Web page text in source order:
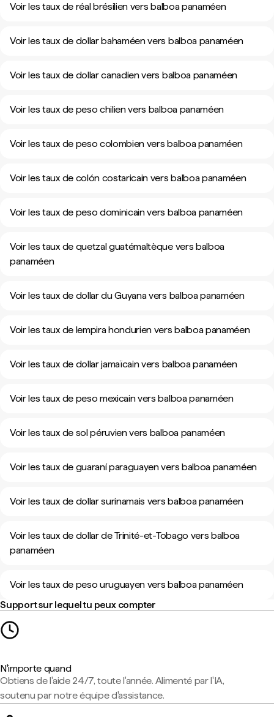
Voir les taux de réal brésilien vers balboa panaméen
Voir les taux de dollar bahaméen vers balboa panaméen
Voir les taux de dollar canadien vers balboa panaméen
Voir les taux de peso chilien vers balboa panaméen
Voir les taux de peso colombien vers balboa panaméen
Voir les taux de colón costaricain vers balboa panaméen
Voir les taux de peso dominicain vers balboa panaméen
Voir les taux de quetzal guatémaltèque vers balboa
panaméen
Voir les taux de dollar du Guyana vers balboa panaméen
Voir les taux de lempira hondurien vers balboa panaméen
Voir les taux de dollar jamaïcain vers balboa panaméen
Voir les taux de peso mexicain vers balboa panaméen
Voir les taux de sol péruvien vers balboa panaméen
Voir les taux de guaraní paraguayen vers balboa panaméen
Voir les taux de dollar surinamais vers balboa panaméen
Voir les taux de dollar de Trinité-et-Tobago vers balboa
panaméen
Voir les taux de peso uruguayen vers balboa panaméen
Support sur lequel tu peux compter
N'importe quand
Obtiens de l'aide 24/7, toute l'année. Alimenté par l'IA,
soutenu par notre équipe d'assistance.